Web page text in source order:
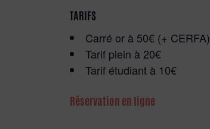
TARIFS
Carré or à 50€ (+ CERFA)
Tarif plein à 20€
Tarif étudiant à 10€
Réservation en ligne